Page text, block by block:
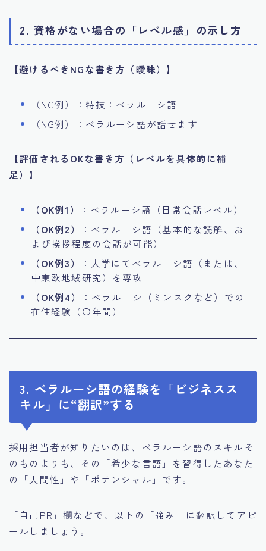
2. 資格がない場合の「レベル感」の示し方
【避けるべきNGな書き方（曖昧）】
（NG例）：特技：ベラルーシ語
（NG例）：ベラルーシ語が話せます
【評価されるOKな書き方（レベルを具体的に補
足）】
（OK例1）
：ベラルーシ語（日常会話レベル）
（OK例2）
：ベラルーシ語（基本的な読解、お
よび挨拶程度の会話が可能）
（OK例3）
：大学にてベラルーシ語（または、
中東欧地域研究）を専攻
（OK例4）
：ベラルーシ（ミンスクなど）での
在住経験（〇年間）
3. ベラルーシ語の経験を「ビジネスス
キル」に“翻訳”する
採用担当者が知りたいのは、ベラルーシ語のスキルそ
のものよりも、その「希少な言語」を習得したあなた
の「人間性」や「ポテンシャル」です。
「自己PR」欄などで、以下の「強み」に翻訳してアピ
ールしましょう。